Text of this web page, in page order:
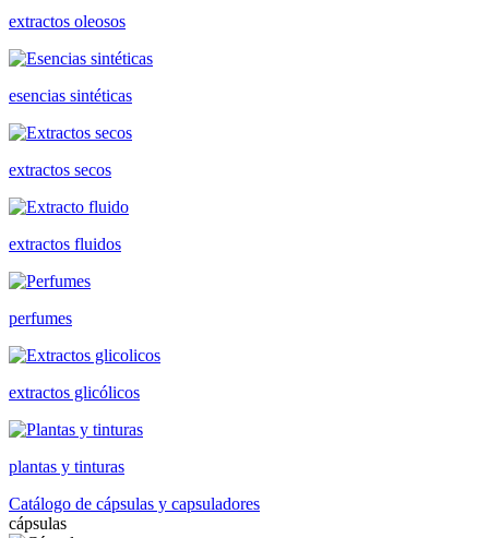
extractos oleosos
esencias sintéticas
extractos secos
extractos fluidos
perfumes
extractos glicólicos
plantas y tinturas
Catálogo de cápsulas y capsuladores
cápsulas